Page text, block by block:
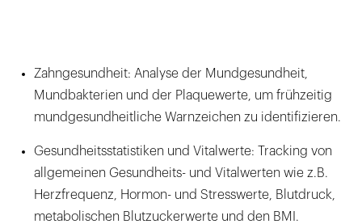
Zahngesundheit: Analyse der Mundgesundheit,
Mundbakterien und der Plaquewerte, um frühzeitig
mundgesundheitliche Warnzeichen zu identifizieren.
Gesundheitsstatistiken und Vitalwerte: Tracking von
allgemeinen Gesundheits- und Vitalwerten wie z.B.
Herzfrequenz, Hormon- und Stresswerte, Blutdruck,
metabolischen Blutzuckerwerte und den BMI.